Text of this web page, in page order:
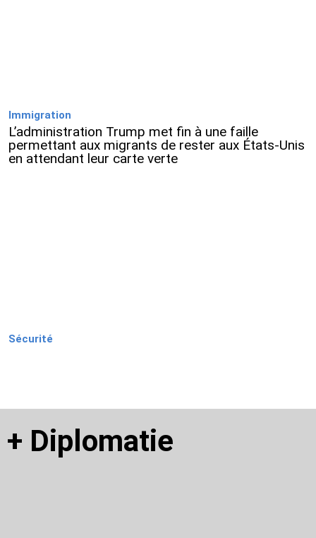
Immigration
L’administration Trump met fin à une faille
permettant aux migrants de rester aux États-Unis
en attendant leur carte verte
Sécurité
+ Diplomatie